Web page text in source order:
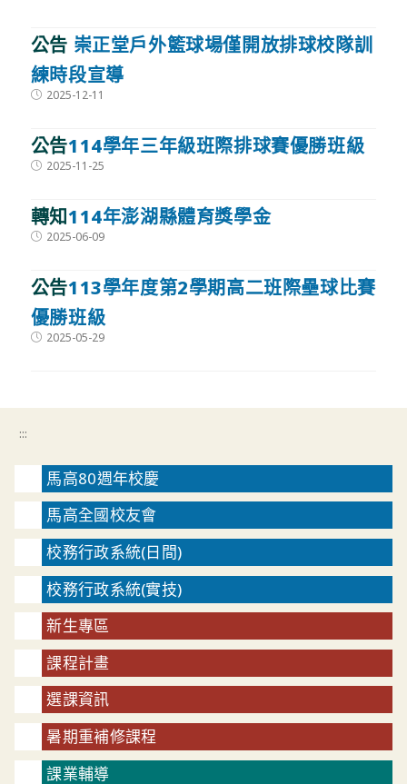
公告 崇正堂戶外籃球場僅開放排球校隊訓
練時段宣導
Post2025-12-11
公告114學年三年級班際排球賽優勝班級
Post2025-11-25
轉知114年澎湖縣體育獎學金
Post2025-06-09
公告113學年度第2學期高二班際壘球比賽
優勝班級
Post2025-05-29
:::
馬高80週年校慶
馬高全國校友會
校務行政系統(日間)
校務行政系統(實技)
新生專區
課程計畫
選課資訊
暑期重補修課程
課業輔導